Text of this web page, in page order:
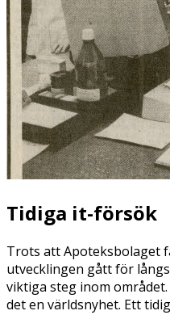
Tidiga it-försök
Trots att Apoteksbolaget
utvecklingen gått för
viktiga steg inom
det en världsnyhet. Ett